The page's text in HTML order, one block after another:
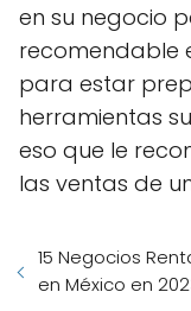
en su negocio
recomendable
para estar
herramientas
eso que le
las ventas de
15 Negocios
en México en